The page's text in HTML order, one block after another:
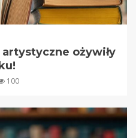
ożywiły
100